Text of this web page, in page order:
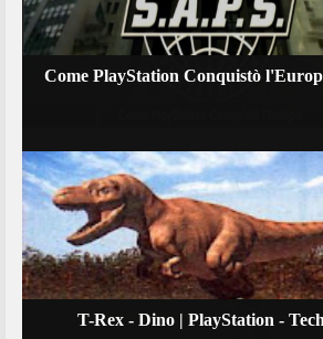
Come PlayStation Conquistò
T-Rex - Dino | PlayStation -